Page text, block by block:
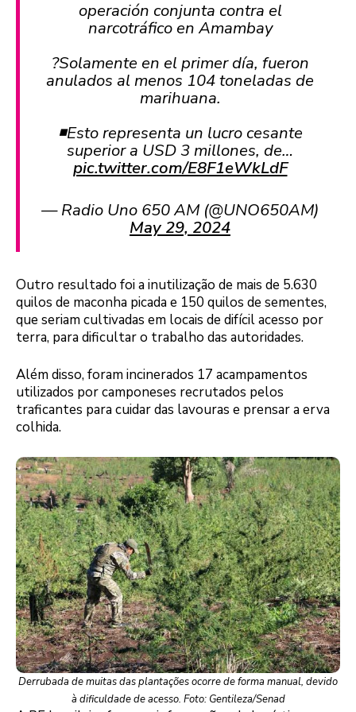
operación conjunta contra el
narcotráfico en Amambay
?Solamente en el primer día, fueron
anulados al menos 104 toneladas de
marihuana.
◾️Esto representa un lucro cesante
superior a USD 3 millones, de…
pic.twitter.com/E8F1eWkLdF
— Radio Uno 650 AM (@UNO650AM)
May 29, 2024
Outro resultado foi a inutilização de mais de 5.630
quilos de maconha picada e 150 quilos de sementes,
que seriam cultivadas em locais de difícil acesso por
terra, para dificultar o trabalho das autoridades.
Além disso, foram incinerados 17 acampamentos
utilizados por camponeses recrutados pelos
traficantes para cuidar das lavouras e prensar a erva
colhida.
Derrubada de muitas das plantações ocorre de forma manual, devido
à dificuldade de acesso. Foto: Gentileza/Senad